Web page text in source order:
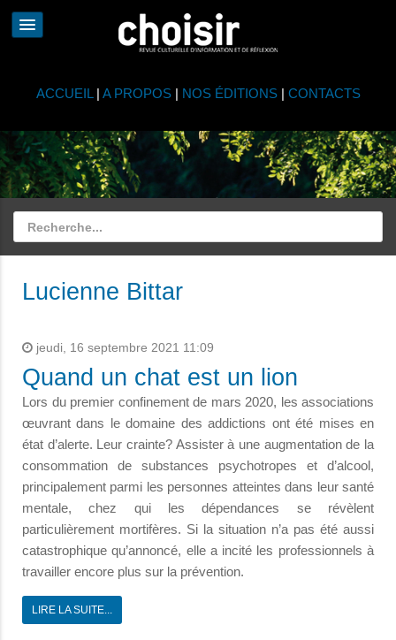
ACCUEIL | A PROPOS| NOS ÉDITIONS| CONTACTS
Lucienne Bittar
jeudi, 16 septembre 2021 11:09
Quand un chat est un lion
Lors du premier confinement de mars 2020, les associations
œuvrant dans le domaine des addictions ont été mises en
état d’alerte. Leur crainte? Assister à une augmentation de la
consommation de substances psychotropes et d’alcool,
principalement parmi les personnes atteintes dans leur santé
mentale, chez qui les dépendances se révèlent
particulièrement mortifères. Si la situation n’a pas été aussi
catastrophique qu’annoncé, elle a incité les professionnels à
travailler encore plus sur la prévention.
LIRE LA SUITE...